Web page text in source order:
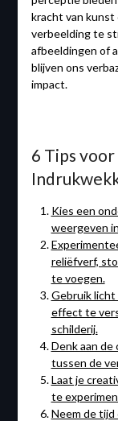
kracht van kunst
verbeelding te
afbeeldingen of
blijven ons
impact.
6 Tips
Kies een
weergeven
reliëfverf,
te voegen.
Gebruik licht
effect te
schilderij.
Denk aan de
tussen de
Laat je
te
Neem de